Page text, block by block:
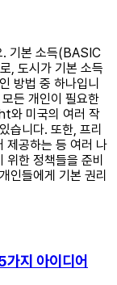
. 기본 소득(BASIC
, 도시가 기본 소득
방법 중 하나입니
든 개인이 필요한
와 미국의 여러 작
습니다. 또한, 프리
제공하는 등 여러 나
한 정책들을 준비
인들에게 기본 권리
지 아이디어